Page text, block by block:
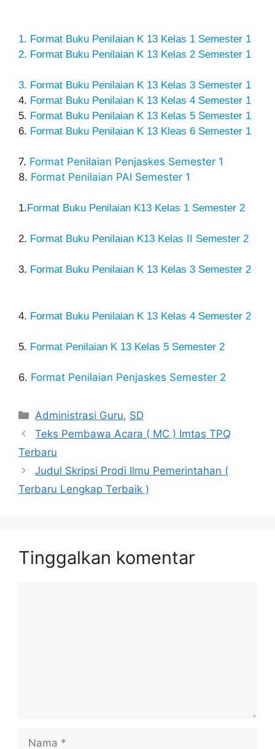
1. Format Buku Penilaian K 13 Kelas 1 Semester 1
2. Format Buku Penilaian K 13 Kelas 2 Semester 1
3. Format Buku Penilaian K 13 Kelas 3 Semester 1
4. Format Buku Penilaian K 13 Kelas 4 Semester 1
5. Format Buku Penilaian K 13 Kelas 5 Semester 1
6. Format Buku Penilaian K 13 Kleas 6 Semester 1
7. Format Penilaian Penjaskes Semester 1
8. Format Penilaian PAI Semester 1
1. Format Buku Penilaian K13 Kelas 1 Semester 2
2. Format Buku Penilaian K13 Kelas II Semester 2
3. Format Buku Penilaian K 13 Kelas 3 Semester 2
4. Format Buku Penilaian K 13 Kelas 4 Semester 2
5. Format Penilaian K 13 Kelas 5 Semester 2
6. Format Penilaian Penjaskes Semester 2
Kategori
Administrasi Guru, SD
Teks Pembawa Acara ( MC ) Imtas TPQ
Terbaru
Judul Skripsi Prodi Ilmu Pemerintahan (
Terbaru Lengkap Terbaik )
Tinggalkan komentar